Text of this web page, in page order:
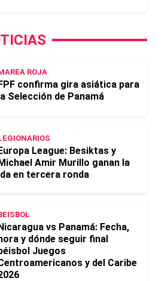
ROJA
confirma gira asiática para
Selección de Panamá
League: Besiktas y
Amir Murillo ganan la
en tercera ronda
vs Panamá: Fecha,
y dónde seguir final
Juegos
y del Caribe